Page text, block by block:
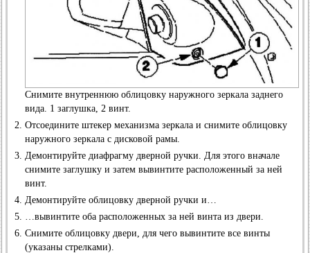
Снимите внутреннюю облицовку наружного зеркала заднего
вида. 1 заглушка, 2 винт.
Отсоедините штекер механизма зеркала и снимите облицовку
наружного зеркала с дисковой рамы.
Демонтируйте диафрагму дверной ручки. Для этого вначале
снимите заглушку и затем вывинтите расположенный за ней
винт.
Демонтируйте облицовку дверной ручки и…
…вывинтите оба расположенных за ней винта из двери.
Снимите облицовку двери, для чего вывинтите все винты
(указаны стрелками).